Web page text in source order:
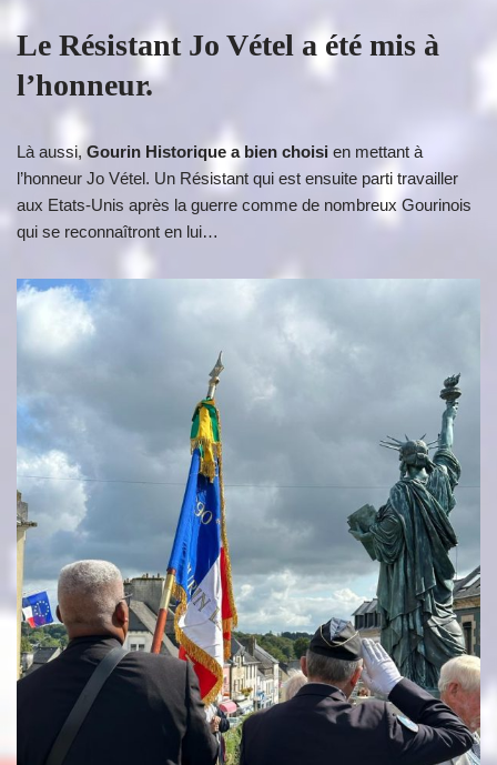
Le Résistant Jo Vétel a été mis à
l’honneur.
Là aussi, Gourin Historique a bien choisi en mettant à
l’honneur Jo Vétel. Un Résistant qui est ensuite parti travailler
aux Etats-Unis après la guerre comme de nombreux Gourinois
qui se reconnaîtront en lui…